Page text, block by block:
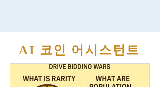
다. 고대 동전의 등급 매기기가 왜 어려운가?
기까지, 그리스·로마·페르시아·비잔틴 제국 등
에서 수작업으로 제작되었습니다. 당시에는
AI 코인 어시스턴트